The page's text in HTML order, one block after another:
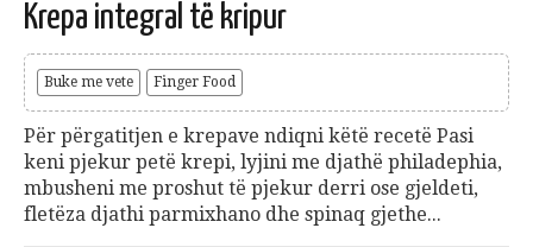
Krepa integral të kripur
Buke me vete Finger Food
Për përgatitjen e krepave ndiqni këtë recetë Pasi
keni pjekur petë krepi, lyjini me djathë philadephia,
mbusheni me proshut të pjekur derri ose gjeldeti,
fletëza djathi parmixhano dhe spinaq gjethe...